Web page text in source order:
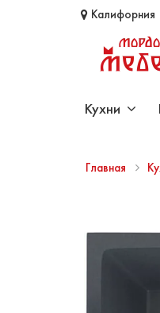
Калифорния
Кухни
Главная